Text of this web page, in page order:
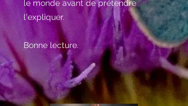
le monde avant de prétendre
l'expliquer.
Bonne lecture.